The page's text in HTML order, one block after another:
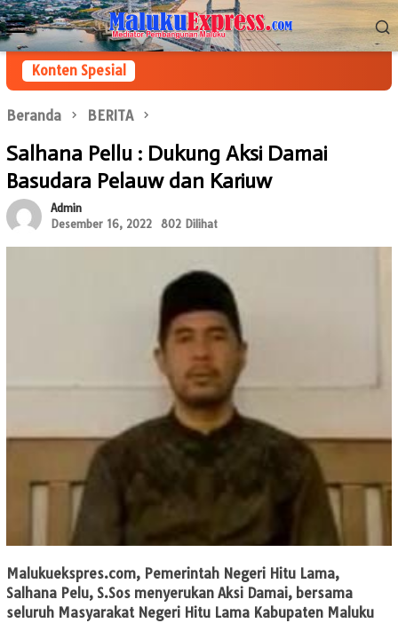
Loncat
ke
konten
Menu
Mobile
Konten Spesial
Beranda BERITA
Salhana Pellu : Dukung Aksi Damai
Basudara Pelauw dan Kariuw
Admin
Desember 16, 2022
802 Dilihat
Malukuekspres.com, Pemerintah Negeri Hitu Lama,
Salhana Pelu, S.Sos menyerukan Aksi Damai, bersama
seluruh Masyarakat Negeri Hitu Lama Kabupaten Maluku